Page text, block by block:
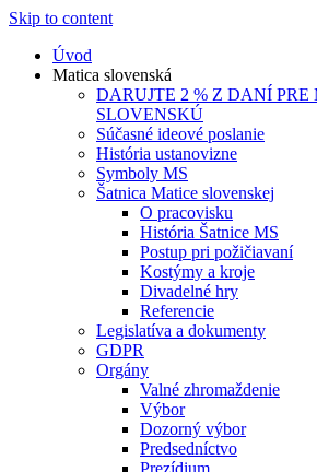
Skip to content
Úvod
Matica slovenská
DARUJTE 2 % Z DANÍ PRE
SLOVENSKÚ
Súčasné ideové poslanie
História ustanovizne
Symboly MS
Šatnica Matice slovenskej
O pracovisku
História Šatnice MS
Postup pri požičiavaní
Kostýmy a kroje
Divadelné hry
Referencie
Legislatíva a dokumenty
GDPR
Orgány
Valné zhromaždenie
Výbor
Dozorný výbor
Predsedníctvo
Prezídium